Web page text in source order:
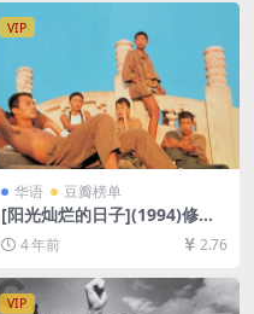
英字幕]
VIP
华语 豆瓣榜单
[阳光灿烂的日子](1994)修复
版140min[百度网盘+夸克网
盘+迅雷云盘资源1080P超清
未删减][MP4/9GB][中文字幕]
4 年前 2.76
VIP